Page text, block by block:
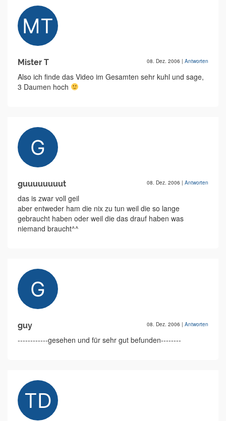
Mister T 08. Dez. 2006 | Antworten
Also ich finde das Video im Gesamten sehr kuhl und sage,
3 Daumen hoch
guuuuuuuut 08. Dez. 2006 | Antworten
das is zwar voll geil
aber entweder ham die nix zu tun weil die so lange
gebraucht haben oder weil die das drauf haben was
niemand braucht^^
guy 08. Dez. 2006 | Antworten
------------gesehen und für sehr gut befunden--------